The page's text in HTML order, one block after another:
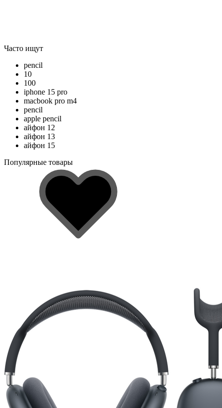
Часто ищут
pencil
10
100
iphone 15 pro
macbook pro m4
pencil
apple pencil
айфон 12
айфон 13
айфон 15
Популярные товары